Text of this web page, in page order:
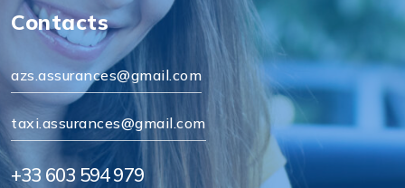
Contacts
azs.assurances@gmail.com
taxi.assurances@gmail.com
+33 603 594 979